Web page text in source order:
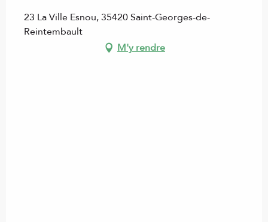
23 La Ville Esnou, 35420 Saint-Georges-de-
Reintembault
M'y rendre